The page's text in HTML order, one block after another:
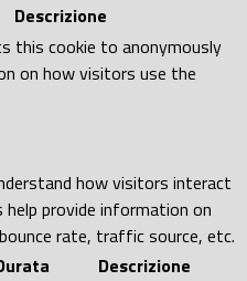
Descrizione
this cookie to anonymously
on how visitors use the
how visitors interact
provide information on
rate, traffic source, etc.
Descrizione